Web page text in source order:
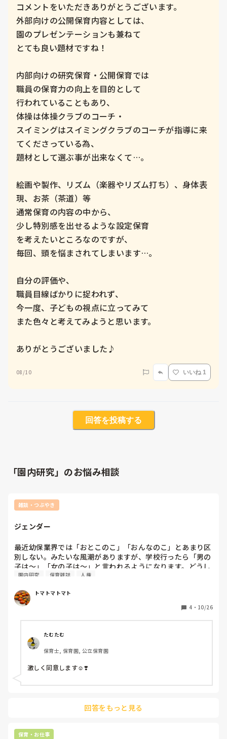
コメントをいただきありがとうございます。
外部向けの公開保育内容としては、
園のプレゼンテーションも兼ねて
とても良い題材ですね！
内部向けの研究保育・公開保育では
職員の保育力の向上を目的として
行われていることもあり、
体操は体操クラブのコーチ・
スイミングはスイミングクラブのコーチが指導に来
てくださっている為、
題材として選ぶ事が出来なくて…。
絵画や製作、リズム（楽器やリズム打ち）、身体表
現、お茶（茶道）等
通常保育の内容の中から、
少し特別感を出せるような設定保育
を考えたいところなのですが、
毎回、頭を悩まされてしまいます…。
自分の評価や、
職員目線ばかりに捉われず、
今一度、子どもの視点に立ってみて
また色々と考えてみようと思います。
ありがとうございました♪
08/10 いいね 1
回答を投稿する
「園内研究」のお悩み相談
雑談・つぶやき
ジェンダー
最近幼保業界では「おとこのこ」「おんなのこ」とあまり区
別しない。みたいな風潮がありますが、学校行ったら「男の
子は～」「女の子は～」と言われるようになります。どうし
ても区別しなくてはならない身体の違いが出てくるためそう
させないように、、、とされて、入学して急に男女別の扱い
になる。
違和感。
むしろその方が余計に意識する、、、。
心と身体が必ずしも同一の性であるとは限らない。というこ
とを伝えるのが目的であれば、「おとこのこ」「おんなの
こ」を意識させないという方法は果たしてベストなのか。疑
問である。
罪防止のためにも必要。だけど女の子なんだから女の子らし
い色、女の子らしい遊び、、、
園内研究 保育雑誌 人権
トマトマトマト
4 ・ 10/26
たむたむ
保育士, 保育園, 公立保育園
激しく同意します☺️❣️
回答をもっと見る
保育・お仕事